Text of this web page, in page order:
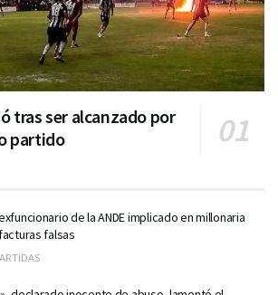
tras ser alcanzado por
partido
de la ANDE implicado en millonaria
falsas